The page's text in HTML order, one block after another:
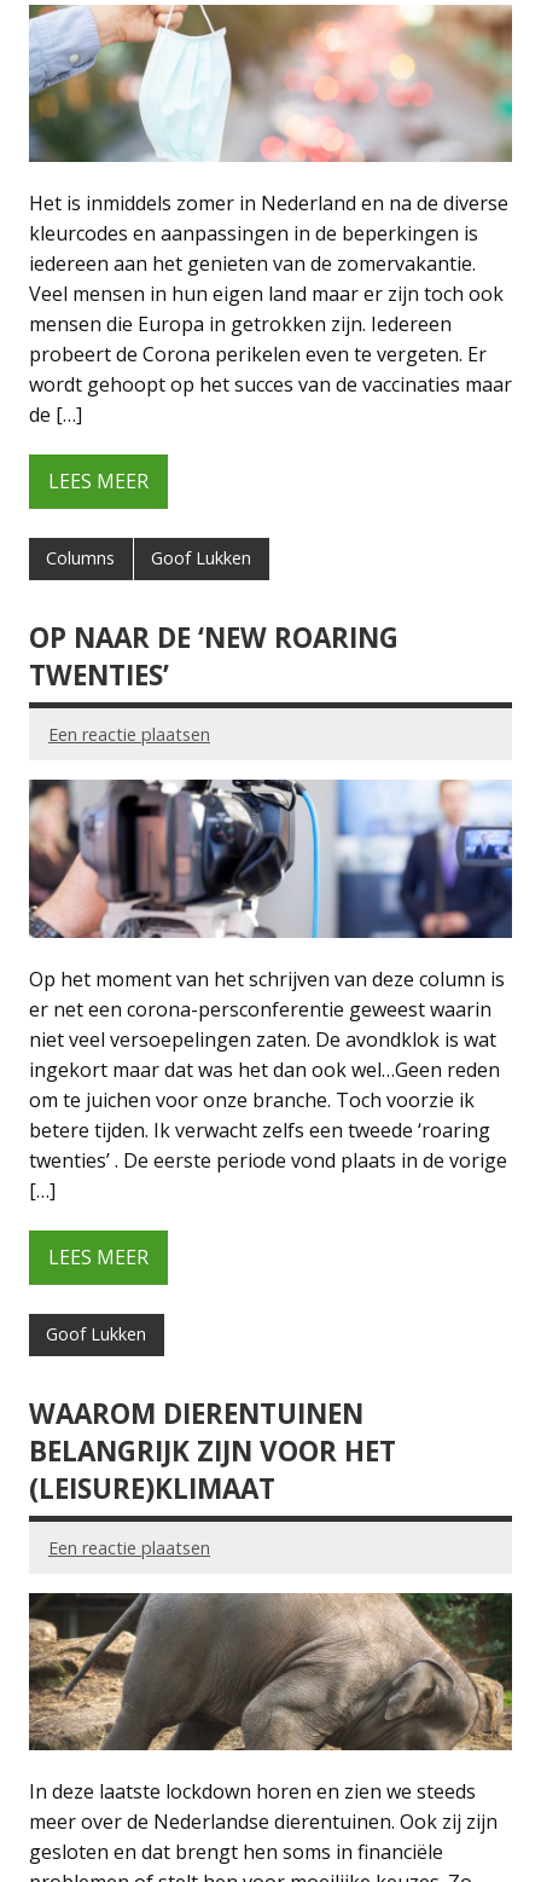
Het is inmiddels zomer in Nederland en na de diverse
kleurcodes en aanpassingen in de beperkingen is
iedereen aan het genieten van de zomervakantie.
Veel mensen in hun eigen land maar er zijn toch ook
mensen die Europa in getrokken zijn. Iedereen
probeert de Corona perikelen even te vergeten. Er
wordt gehoopt op het succes van de vaccinaties maar
de […]
LEES MEER
Columns Goof Lukken
OP NAAR DE ‘NEW ROARING
TWENTIES’
Een reactie plaatsen
Op het moment van het schrijven van deze column is
er net een corona-persconferentie geweest waarin
niet veel versoepelingen zaten. De avondklok is wat
ingekort maar dat was het dan ook wel…Geen reden
om te juichen voor onze branche. Toch voorzie ik
betere tijden. Ik verwacht zelfs een tweede ‘roaring
twenties’ . De eerste periode vond plaats in de vorige
[…]
LEES MEER
Goof Lukken
WAAROM DIERENTUINEN
BELANGRIJK ZIJN VOOR HET
(LEISURE)KLIMAAT
Een reactie plaatsen
In deze laatste lockdown horen en zien we steeds
meer over de Nederlandse dierentuinen. Ook zij zijn
gesloten en dat brengt hen soms in financiële